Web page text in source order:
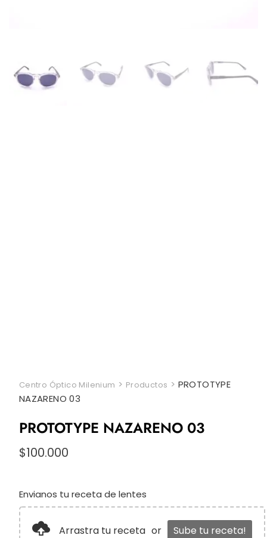
Centro Óptico Milenium > Productos > PROTOTYPE
NAZARENO 03
PROTOTYPE NAZARENO 03
$100.000
Envianos tu receta de lentes
Arrastra tu receta or Sube tu receta!